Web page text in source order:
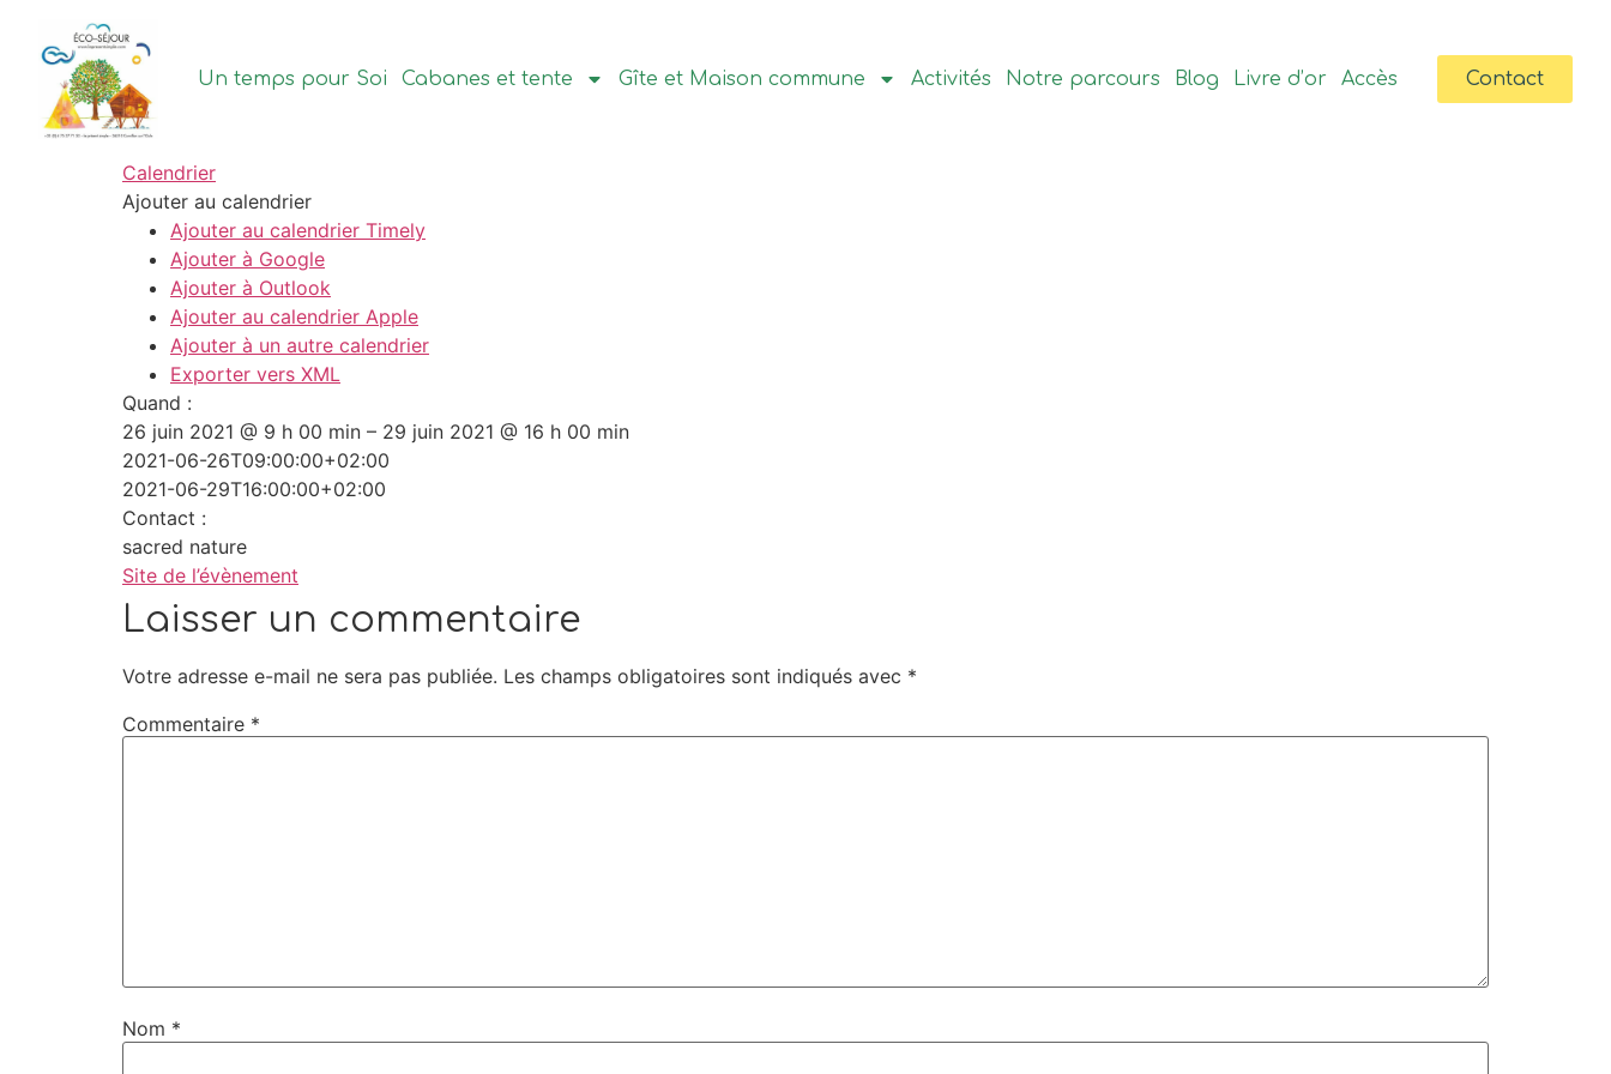
principal
Un temps pour Soi Cabanes et tente Gîte et Maison commune Activités Notre parcours Blog Livre d’or Accès Contact
Calendrier
Ajouter au calendrier
Ajouter au calendrier Timely
Ajouter à Google
Ajouter à Outlook
Ajouter au calendrier Apple
Ajouter à un autre calendrier
Exporter vers XML
Quand :
26 juin 2021 @ 9 h 00 min – 29 juin 2021 @ 16 h 00 min
2021-06-26T09:00:00+02:00
2021-06-29T16:00:00+02:00
Contact :
sacred nature
Site de l’évènement
Laisser un commentaire
Votre adresse e-mail ne sera pas publiée. Les champs obligatoires sont indiqués avec *
Commentaire *
Nom *